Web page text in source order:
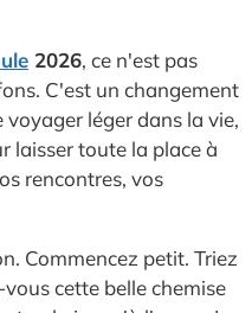
2026, ce n'est pas
C'est un changement
léger dans la vie,
laisser toute la place à
rencontres, vos
Commencez petit. Triez
cette belle chemise